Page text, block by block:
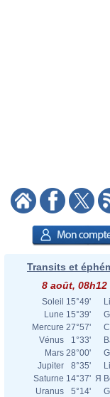
Transits et
8 août, 08h12
Soleil 15°49'
Lune 15°39'
Mercure 27°57'
Vénus
1°33'
Mars 28°00'
Jupiter
8°35'
Saturne 14°37' Я
Uranus
5°14'